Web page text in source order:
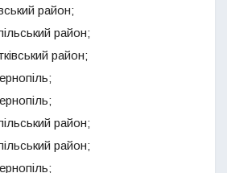
район;
район;
район;
район;
район;